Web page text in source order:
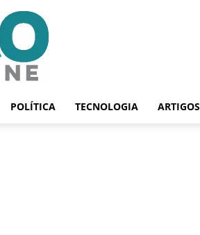
POLÍTICA TECNOLOGIA ARTIGOS